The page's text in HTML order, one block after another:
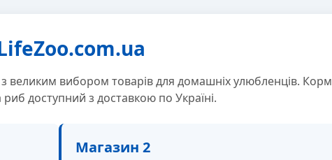
з великим вибором товарів для домашніх улюбленців. Корм
риб доступний з доставкою по Україні.
Магазин 2